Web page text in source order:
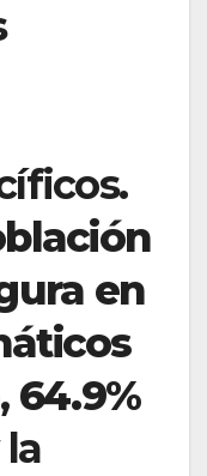
en
, 64.9%